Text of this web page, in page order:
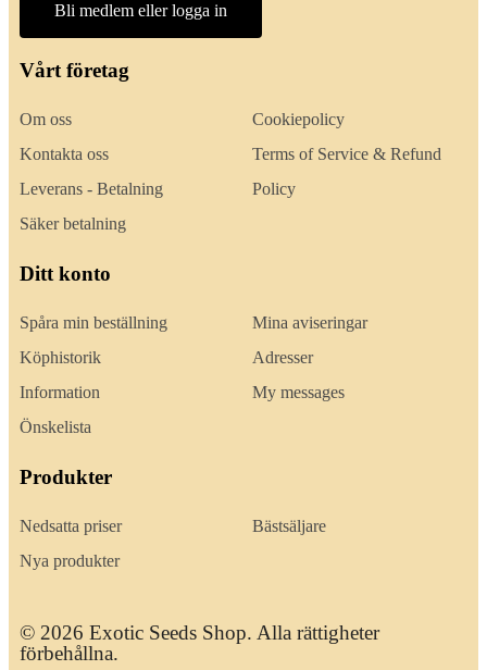
Bli medlem eller logga in
Vårt företag
Om oss
Kontakta oss
Leverans - Betalning
Säker betalning
Cookiepolicy
Terms of Service & Refund
Policy
Ditt konto
Spåra min beställning
Köphistorik
Information
Önskelista
Mina aviseringar
Adresser
My messages
Produkter
Nedsatta priser
Nya produkter
Bästsäljare
© 2026 Exotic Seeds Shop. Alla rättigheter
förbehållna.